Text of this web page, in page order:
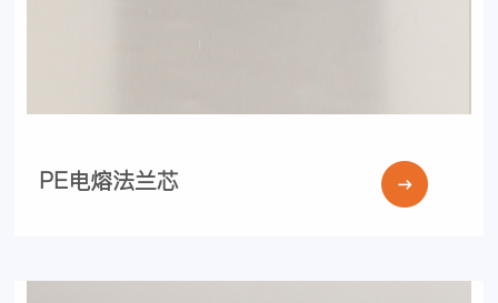
PE电熔法兰芯